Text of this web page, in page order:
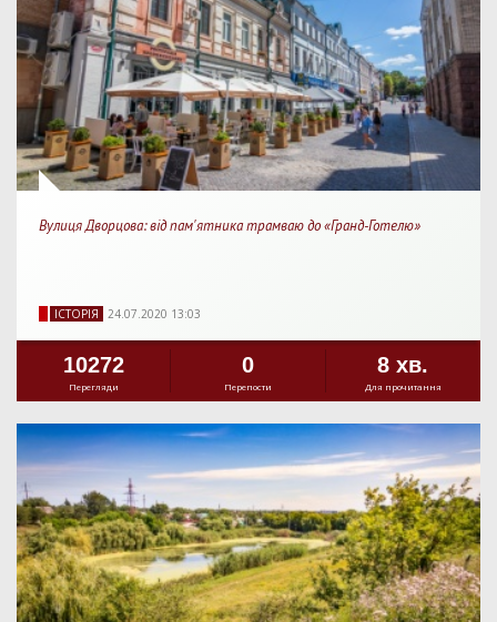
Вулиця Дворцова: від пам'ятника трамваю до «Гранд-Готелю»
IСТОРIЯ 24.07.2020 13:03
10272
Перегляди
0
Перепости
8 хв.
Для прочитання